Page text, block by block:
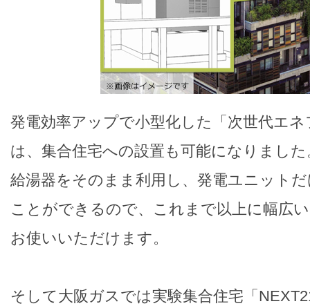
発電効率アップで小型化した「次世代エ
は、集合住宅への設置も可能になりまし
給湯器をそのまま利用し、発電ユニット
ことができるので、これまで以上に幅広
お使いいただけます。
そして大阪ガスでは実験集合住宅「